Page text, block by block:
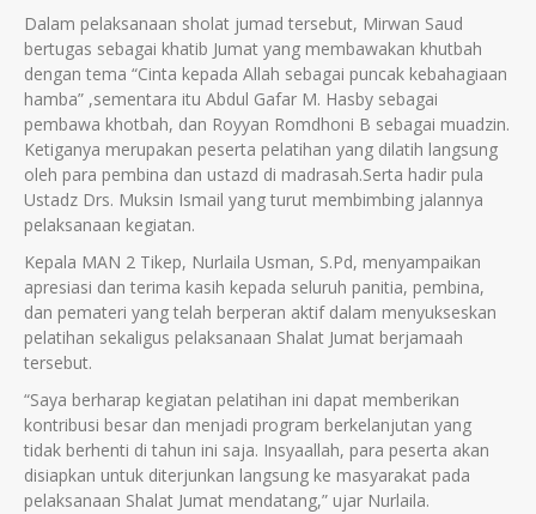
Dalam pelaksanaan sholat jumad tersebut, Mirwan Saud
bertugas sebagai khatib Jumat yang membawakan khutbah
dengan tema “Cinta kepada Allah sebagai puncak kebahagiaan
hamba” ,sementara itu Abdul Gafar M. Hasby sebagai
pembawa khotbah, dan Royyan Romdhoni B sebagai muadzin.
Ketiganya merupakan peserta pelatihan yang dilatih langsung
oleh para pembina dan ustazd di madrasah.Serta hadir pula
Ustadz Drs. Muksin Ismail yang turut membimbing jalannya
pelaksanaan kegiatan.
Kepala MAN 2 Tikep, Nurlaila Usman, S.Pd, menyampaikan
apresiasi dan terima kasih kepada seluruh panitia, pembina,
dan pemateri yang telah berperan aktif dalam menyukseskan
pelatihan sekaligus pelaksanaan Shalat Jumat berjamaah
tersebut.
“Saya berharap kegiatan pelatihan ini dapat memberikan
kontribusi besar dan menjadi program berkelanjutan yang
tidak berhenti di tahun ini saja. Insyaallah, para peserta akan
disiapkan untuk diterjunkan langsung ke masyarakat pada
pelaksanaan Shalat Jumat mendatang,” ujar Nurlaila.